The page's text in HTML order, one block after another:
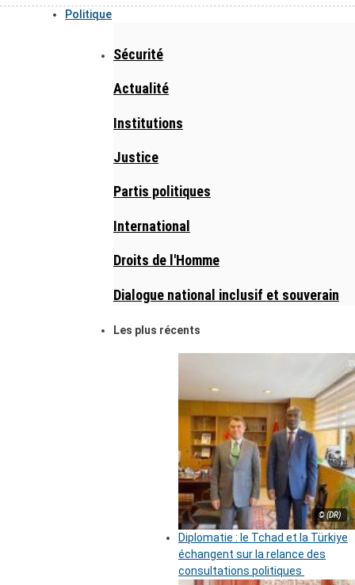
Politique
Sécurité
Actualité
Institutions
Justice
Partis politiques
International
Droits de l'Homme
Dialogue national inclusif et souverain
Les plus récents
© (DR)
Diplomatie : le Tchad et la Türkiye
échangent sur la relance des
consultations politiques